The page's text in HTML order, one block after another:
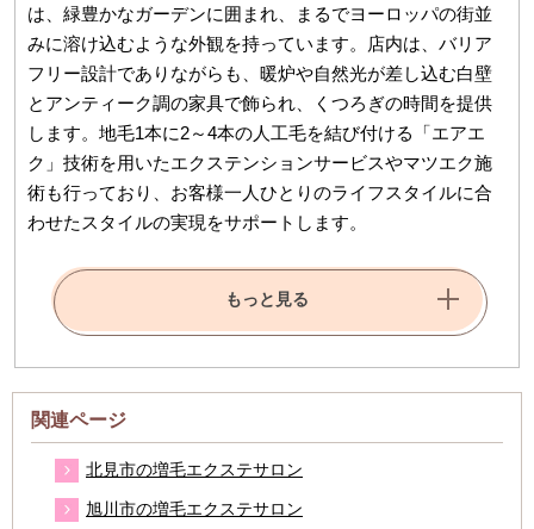
は、緑豊かなガーデンに囲まれ、まるでヨーロッパの街並
みに溶け込むような外観を持っています。店内は、バリア
フリー設計でありながらも、暖炉や自然光が差し込む白壁
とアンティーク調の家具で飾られ、くつろぎの時間を提供
します。地毛1本に2～4本の人工毛を結び付ける「エアエ
ク」技術を用いたエクステンションサービスやマツエク施
術も行っており、お客様一人ひとりのライフスタイルに合
わせたスタイルの実現をサポートします。
もっと見る
関連ページ
北見市の増毛エクステサロン
旭川市の増毛エクステサロン